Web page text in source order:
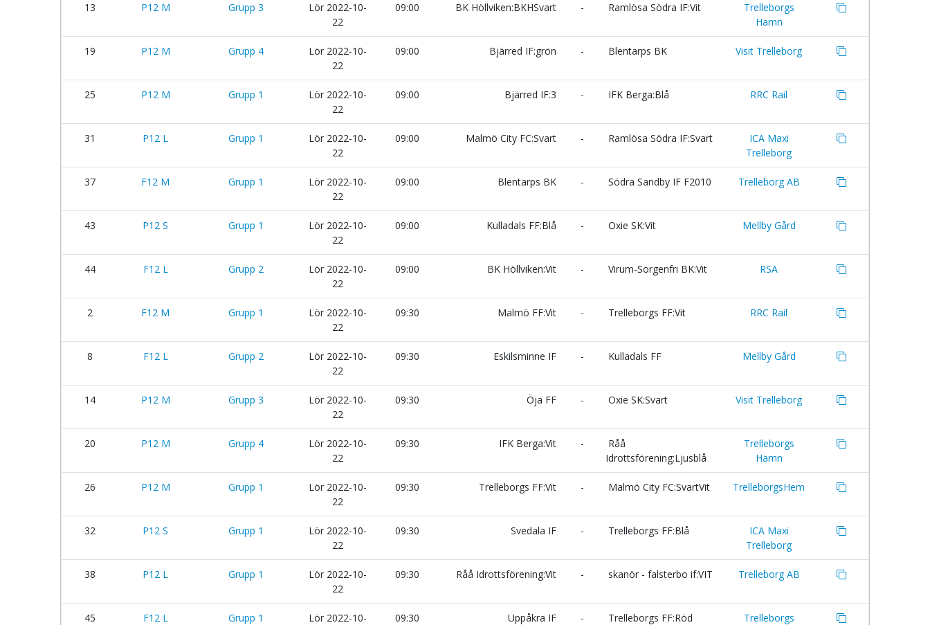
13 P12 M Grupp 3
Lör 2022-10-
22
09:00 BK Höllviken:BKHSvart - Ramlösa Södra IF:Vit
Trelleborgs
Hamn
19 P12 M Grupp 4
Lör 2022-10-
22
09:00 Bjärred IF:grön - Blentarps BK Visit Trelleborg
25 P12 M Grupp 1
Lör 2022-10-
22
09:00 Bjärred IF:3 - IFK Berga:Blå RRC Rail
31 P12 L Grupp 1
Lör 2022-10-
22
09:00 Malmö City FC:Svart - Ramlösa Södra IF:Svart
ICA Maxi
Trelleborg
37 F12 M Grupp 1
Lör 2022-10-
22
09:00 Blentarps BK - Södra Sandby IF F2010 Trelleborg AB
43 P12 S Grupp 1
Lör 2022-10-
22
09:00 Kulladals FF:Blå - Oxie SK:Vit Mellby Gård
44 F12 L Grupp 2
Lör 2022-10-
22
09:00 BK Höllviken:Vit - Virum-Sorgenfri BK:Vit RSA
2 F12 M Grupp 1
Lör 2022-10-
22
09:30 Malmö FF:Vit - Trelleborgs FF:Vit RRC Rail
8 F12 L Grupp 2
Lör 2022-10-
22
09:30 Eskilsminne IF - Kulladals FF Mellby Gård
14 P12 M Grupp 3
Lör 2022-10-
22
09:30 Öja FF - Oxie SK:Svart Visit Trelleborg
20 P12 M Grupp 4
Lör 2022-10-
22
09:30 IFK Berga:Vit -
Råå
Idrottsförening:Ljusblå
Trelleborgs
Hamn
26 P12 M Grupp 1
Lör 2022-10-
22
09:30 Trelleborgs FF:Vit - Malmö City FC:SvartVit TrelleborgsHem
32 P12 S Grupp 1
Lör 2022-10-
22
09:30 Svedala IF - Trelleborgs FF:Blå
ICA Maxi
Trelleborg
38 P12 L Grupp 1
Lör 2022-10-
22
09:30 Råå Idrottsförening:Vit - skanör - falsterbo if:VIT Trelleborg AB
45 F12 L Grupp 1
Lör 2022-10-
09:30 Uppåkra IF - Trelleborgs FF:Röd
Trelleborgs